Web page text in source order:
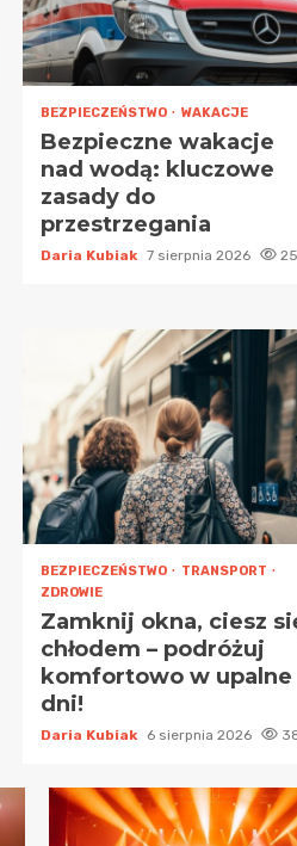
BEZPIECZEŃSTWO WAKACJE
Bezpieczne wakacje
nad wodą: kluczowe
zasady do
przestrzegania
Daria Kubiak 7 sierpnia 2026 25
BEZPIECZEŃSTWO
TRANSPORT
ZDROWIE
Zamknij okna, ciesz
chłodem – podróżuj
komfortowo w upalne
dni!
Daria Kubiak 6 sierpnia 2026